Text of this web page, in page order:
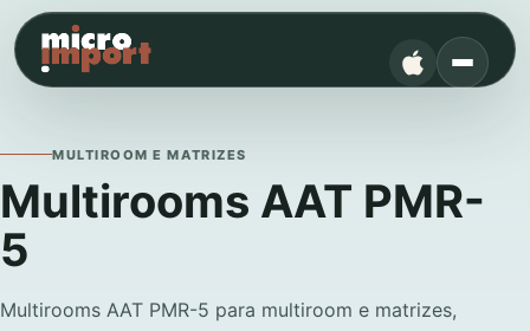
MULTIROOM E MATRIZES
Multirooms AAT PMR-
5
Multirooms AAT PMR-5 para multiroom e matrizes,